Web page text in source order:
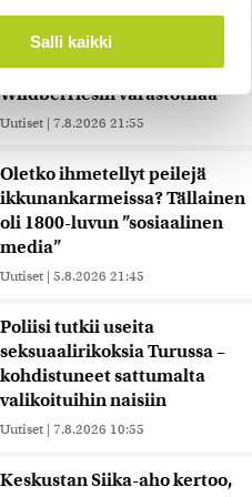
. Voit muuttaa
tietoja muihin tietoihin, joita
siirtää ulkomaille.
Salli kaikki
Reuters: Ukraina on tuhonnut
yli miljoona neliömetriä
Wildberriesin varastotilaa
Uutiset | 7.8.2026 21:55
Oletko ihmetellyt peilejä
ikkunankarmeissa? Tällainen
oli 1800-luvun ”sosiaalinen
media”
Uutiset | 5.8.2026 21:45
Poliisi tutkii useita
seksuaalirikoksia Turussa –
kohdistuneet sattumalta
valikoituihin naisiin
Uutiset | 7.8.2026 10:55
Keskustan Siika-aho kertoo,